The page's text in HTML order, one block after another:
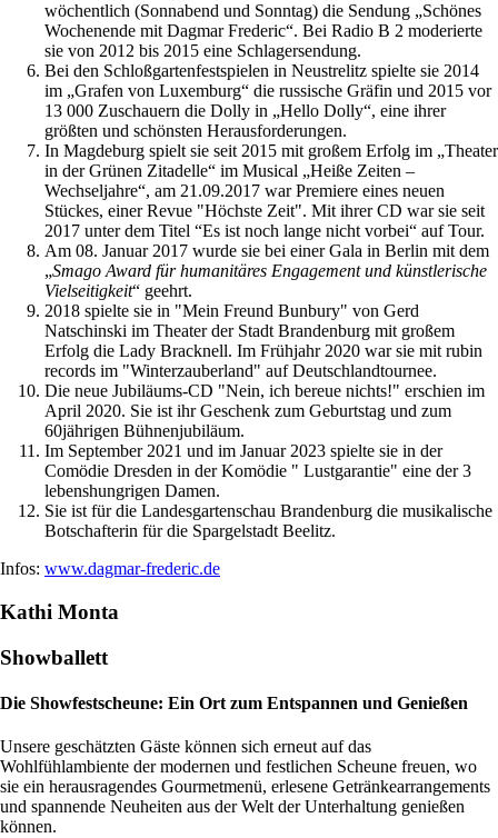
wöchentlich (Sonnabend und Sonntag) die Sendung „Schönes
Wochenende mit Dagmar Frederic“. Bei Radio B 2 moderierte
sie von 2012 bis 2015 eine Schlagersendung.
Bei den Schloßgartenfestspielen in Neustrelitz spielte sie 2014
im „Grafen von Luxemburg“ die russische Gräfin und 2015 vor
13 000 Zuschauern die Dolly in „Hello Dolly“, eine ihrer
größten und schönsten Herausforderungen.
In Magdeburg spielt sie seit 2015 mit großem Erfolg im „Theater
in der Grünen Zitadelle“ im Musical „Heiße Zeiten –
Wechseljahre“, am 21.09.2017 war Premiere eines neuen
Stückes, einer Revue "Höchste Zeit". Mit ihrer CD war sie seit
2017 unter dem Titel “Es ist noch lange nicht vorbei“ auf Tour.
Am 08. Januar 2017 wurde sie bei einer Gala in Berlin mit dem
„Smago Award für humanitäres Engagement und künstlerische
Vielseitigkeit“ geehrt.
2018 spielte sie in "Mein Freund Bunbury" von Gerd
Natschinski im Theater der Stadt Brandenburg mit großem
Erfolg die Lady Bracknell. Im Frühjahr 2020 war sie mit rubin
records im "Winterzauberland" auf Deutschlandtournee.
Die neue Jubiläums-CD "Nein, ich bereue nichts!" erschien im
April 2020. Sie ist ihr Geschenk zum Geburtstag und zum
60jährigen Bühnenjubiläum.
Im September 2021 und im Januar 2023 spielte sie in der
Comödie Dresden in der Komödie " Lustgarantie" eine der 3
lebenshungrigen Damen.
Sie ist für die Landesgartenschau Brandenburg die musikalische
Botschafterin für die Spargelstadt Beelitz.
Infos: www.dagmar-frederic.de
Kathi Monta
Showballett
Die Showfestscheune: Ein Ort zum Entspannen und Genießen
Unsere geschätzten Gäste können sich erneut auf das
Wohlfühlambiente der modernen und festlichen Scheune freuen, wo
sie ein herausragendes Gourmetmenü, erlesene Getränkearrangements
und spannende Neuheiten aus der Welt der Unterhaltung genießen
können.